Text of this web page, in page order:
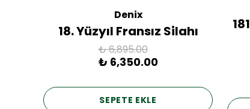
Denix
18. Yüzyıl Fransız Silahı
₺ 6,895.00
₺ 6,350.00
SEPETE EKLE